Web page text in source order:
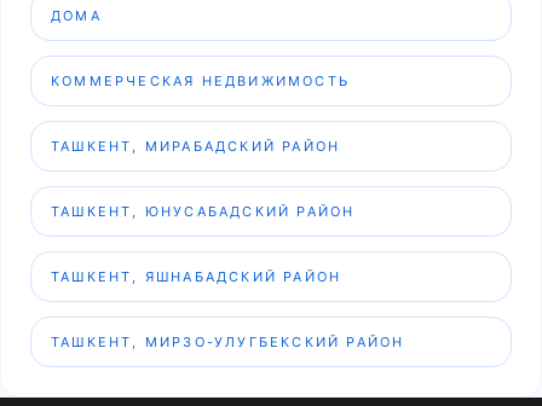
ДОМА
КОММЕРЧЕСКАЯ НЕДВИЖИМОСТЬ
ТАШКЕНТ, МИРАБАДСКИЙ РАЙОН
ТАШКЕНТ, ЮНУСАБАДСКИЙ РАЙОН
ТАШКЕНТ, ЯШНАБАДСКИЙ РАЙОН
ТАШКЕНТ, МИРЗО-УЛУГБЕКСКИЙ РАЙОН